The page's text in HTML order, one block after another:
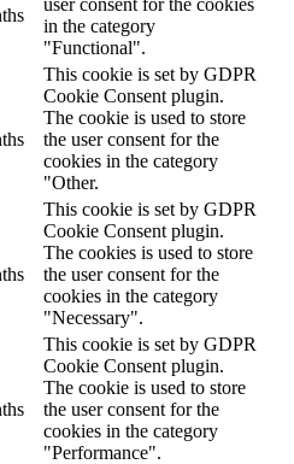
in the category
"Functional".
This cookie is set by GDPR
Cookie Consent plugin.
The cookie is used to store
the user consent for the
cookies in the category
"Other.
This cookie is set by GDPR
Cookie Consent plugin.
The cookies is used to store
the user consent for the
cookies in the category
"Necessary".
This cookie is set by GDPR
Cookie Consent plugin.
The cookie is used to store
the user consent for the
cookies in the category
"Performance".